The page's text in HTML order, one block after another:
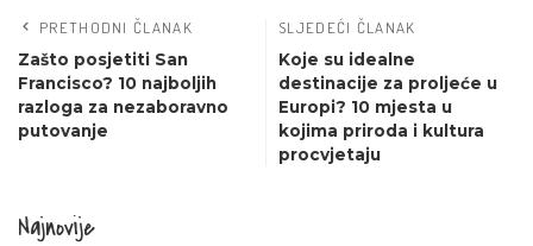
PRETHODNI ČLANAK
Zašto posjetiti San
Francisco? 10 najboljih
razloga za nezaboravno
putovanje
SLJEDEĆI ČLANAK
Koje su idealne
destinacije za proljeće u
Europi? 10 mjesta u
kojima priroda i kultura
procvjetaju
Najnovije